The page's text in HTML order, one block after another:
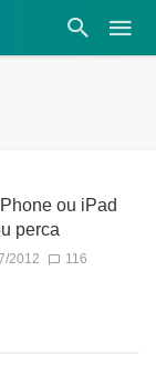
ou iPad
perca
2012 116